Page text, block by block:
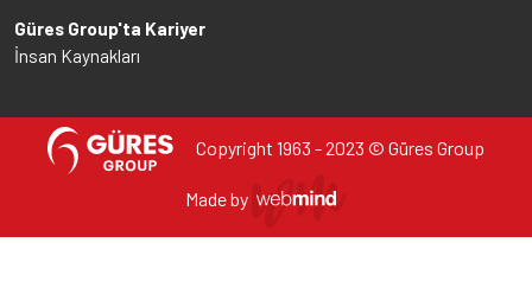
Güres Group'ta Kariyer
İnsan Kaynakları
Copyright 1963 - 2023 © Güres Group
Made by